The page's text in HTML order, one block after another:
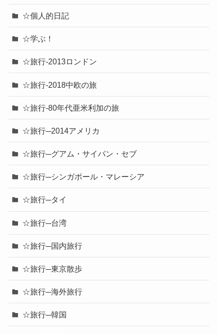
☆個人的日記
☆学ぶ！
☆旅行-2013ロンドン
☆旅行-2018中欧の旅
☆旅行-80年代亜米利加の旅
☆旅行─2014アメリカ
☆旅行─グアム・サイパン・セブ
☆旅行─シンガポール・マレーシア
☆旅行─タイ
☆旅行─台湾
☆旅行─国内旅行
☆旅行─東京散歩
☆旅行─海外旅行
☆旅行─韓国